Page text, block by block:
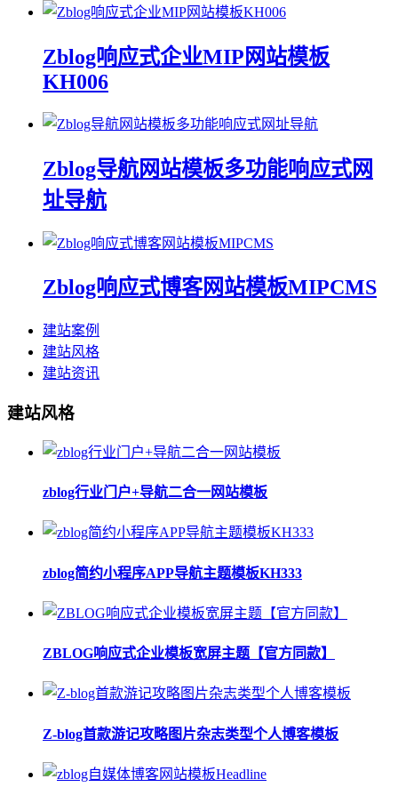
Zblog响应式企业MIP网站模板
KH006
Zblog导航网站模板多功能响应式网
址导航
Zblog响应式博客网站模板MIPCMS
建站案例
建站风格
建站资讯
建站风格
zblog行业门户+导航二合一网站模板
zblog简约小程序APP导航主题模板KH333
ZBLOG响应式企业模板宽屏主题【官方同款】
Z-blog首款游记攻略图片杂志类型个人博客模板